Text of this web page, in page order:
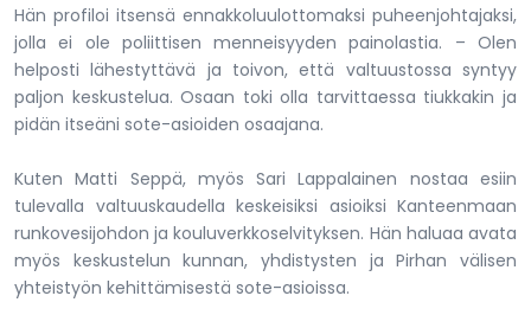
Hän profiloi itsensä ennakkoluulottomaksi puheenjohtajaksi,
jolla ei ole poliittisen menneisyyden painolastia. – Olen
helposti lähestyttävä ja toivon, että valtuustossa syntyy
paljon keskustelua. Osaan toki olla tarvittaessa tiukkakin ja
pidän itseäni sote-asioiden osaajana.
Kuten Matti Seppä, myös Sari Lappalainen nostaa esiin
tulevalla valtuuskaudella keskeisiksi asioiksi Kanteenmaan
runkovesijohdon ja kouluverkkoselvityksen. Hän haluaa avata
myös keskustelun kunnan, yhdistysten ja Pirhan välisen
yhteistyön kehittämisestä sote-asioissa.